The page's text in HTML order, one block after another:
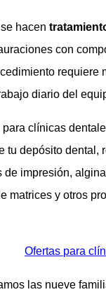
se hacen
con
requiere
diario del
clínicas
tu depósito
impresión,
matrices y otros
Ofertas para
las nueve